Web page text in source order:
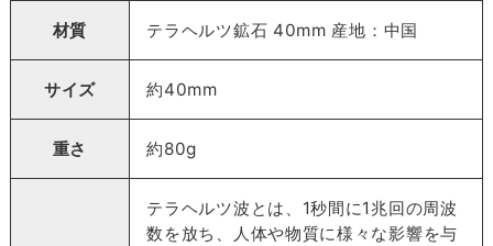
材質 テラヘルツ鉱石 40mm 産地：中国
サイズ 約40mm
重さ 約80g
テラヘルツ波とは、1秒間に1兆回の周波
数を放ち、人体や物質に様々な影響を与